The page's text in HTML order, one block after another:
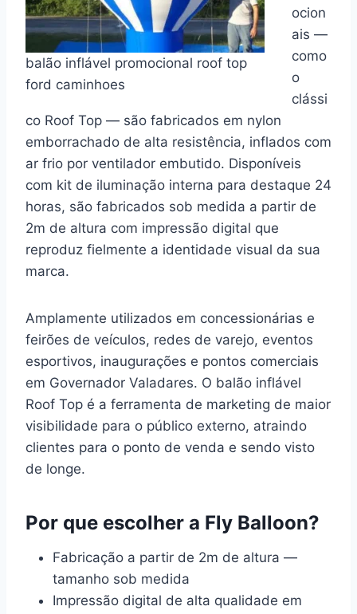
balão inflável promocional roof top
ford caminhoes
ocion
ais —
como
o
clássi
co Roof Top — são fabricados em nylon
emborrachado de alta resistência, inflados com
ar frio por ventilador embutido. Disponíveis
com kit de iluminação interna para destaque 24
horas, são fabricados sob medida a partir de
2m de altura com impressão digital que
reproduz fielmente a identidade visual da sua
marca.
Amplamente utilizados em concessionárias e
feirões de veículos, redes de varejo, eventos
esportivos, inaugurações e pontos comerciais
em Governador Valadares. O balão inflável
Roof Top é a ferramenta de marketing de maior
visibilidade para o público externo, atraindo
clientes para o ponto de venda e sendo visto
de longe.
Por que escolher a Fly Balloon?
Fabricação a partir de 2m de altura —
tamanho sob medida
Impressão digital de alta qualidade em